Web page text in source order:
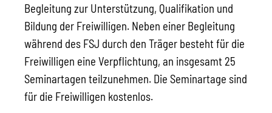
Begleitung zur Unterstützung, Qualifikation und
Bildung der Freiwilligen. Neben einer Begleitung
während des FSJ durch den Träger besteht für die
Freiwilligen eine Verpflichtung, an insgesamt 25
Seminartagen teilzunehmen. Die Seminartage sind
für die Freiwilligen kostenlos.